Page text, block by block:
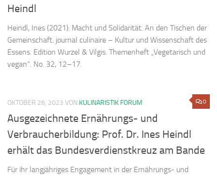
Heindl
Heindl, Ines (2021): Macht und Solidarität. An den Tischen der
Gemeinschaft. journal culinaire – Kultur und Wissenschaft des
Essens. Edition Wurzel & Vilgis. Themenheft „Vegetarisch und
vegan“. No. 32, 12–17.
0
OKTOBER 26, 2023 VON KULINARISTIK FORUM
Ausgezeichnete Ernährungs- und
Verbraucherbildung: Prof. Dr. Ines Heindl
erhält das Bundesverdienstkreuz am Bande
Für ihr langjähriges Engagement in der Ernährungs- und